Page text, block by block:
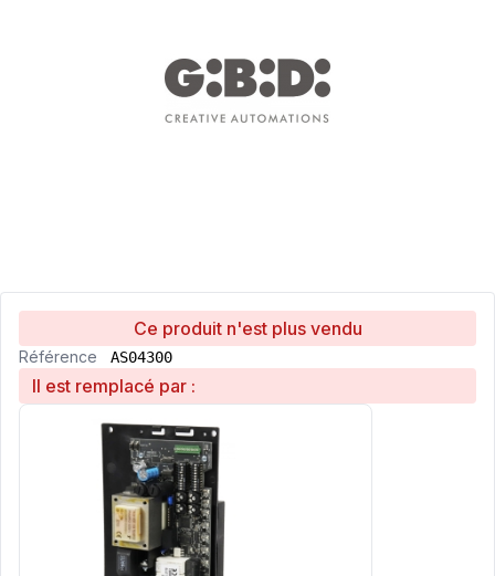
Ce produit n'est plus vendu
Référence AS04300
Il est remplacé par :